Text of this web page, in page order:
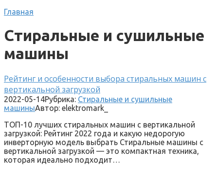
Главная
Стиральные и сушильные
машины
Рейтинг и особенности выбора стиральных машин с
вертикальной загрузкой
2022-05-14Рубрика: Стиральные и сушильные
машиныАвтор: elektromark_
ТОП-10 лучших стиральных машин с вертикальной
загрузкой: Рейтинг 2022 года и какую недорогую
инверторную модель выбрать Стиральные машины с
вертикальной загрузкой — это компактная техника,
которая идеально подходит…